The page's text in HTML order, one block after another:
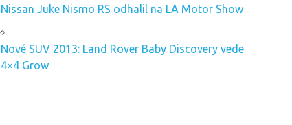
Nissan Juke Nismo RS odhalil na LA Motor Show
Nové SUV 2013: Land Rover Baby Discovery vede
4×4 Grow